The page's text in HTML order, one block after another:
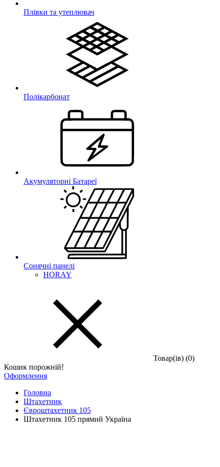
Плівки та утеплювач
Полікарбонат
Акумуляторні Батареї
Сонячні панелі
HORAY
Товар(iв) (0)
Кошик порожній!
Оформлення
Головна
Штахетник
Євроштахетник 105
Штахетник 105 прямий Україна